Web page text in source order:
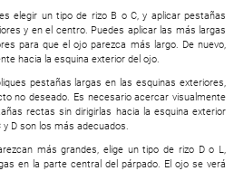
elegir un tipo de rizo B o C, y aplicar pestañas
y en el centro. Puedes aplicar las más largas
para que el ojo parezca más largo. De nuevo,
hacia la esquina exterior del ojo.
pestañas largas en las esquinas exteriores,
no deseado. Es necesario acercar visualmente
rectas sin dirigirlas hacia la esquina exterior
D son los más adecuados.
más grandes, elige un tipo de rizo D o L,
en la parte central del párpado. El ojo se verá